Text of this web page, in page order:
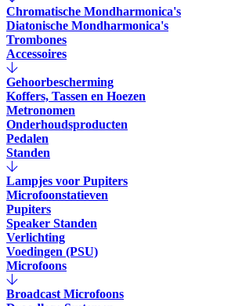
Chromatische Mondharmonica's
Diatonische Mondharmonica's
Trombones
Accessoires
Gehoorbescherming
Koffers, Tassen en Hoezen
Metronomen
Onderhoudsproducten
Pedalen
Standen
Lampjes voor Pupiters
Microfoonstatieven
Pupiters
Speaker Standen
Verlichting
Voedingen (PSU)
Microfoons
Broadcast Microfoons